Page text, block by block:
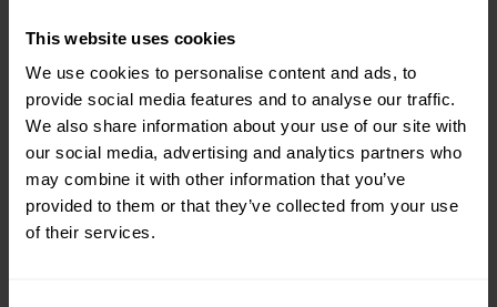
This website uses cookies
We use cookies to personalise content and ads, to
provide social media features and to analyse our traffic.
We also share information about your use of our site with
our social media, advertising and analytics partners who
may combine it with other information that you’ve
provided to them or that they’ve collected from your use
of their services.
Techniker
Dauer der Ausbildung
3,5 Jahre ggf. Verkürzung